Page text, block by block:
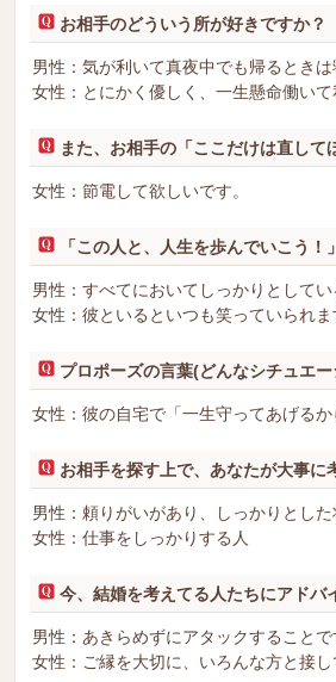
お相手のどういう所が好きですか？
男性：気が利いて真夜中でも帰るときは
女性：とにかく優しく、一生懸命働いて
また、お相手の「ここだけは直して
女性：節電して欲しいです。
「この人と、人生を歩んでいこう！
男性：すべてにおいてしっかりとして
女性：彼といるといつも笑っていられま
プロポーズの言葉(どんなシチュエ
女性：彼の自宅で「一生守ってあげる
お相手を探す上で、あなたが大事に
男性：頼りがいがあり、しっかりとし
女性：仕事をしっかりする人
今、結婚を考えてる人たちにアドバ
男性：あきらめずにアタックすることで
女性：ご縁を大切に、いろんな方と接し